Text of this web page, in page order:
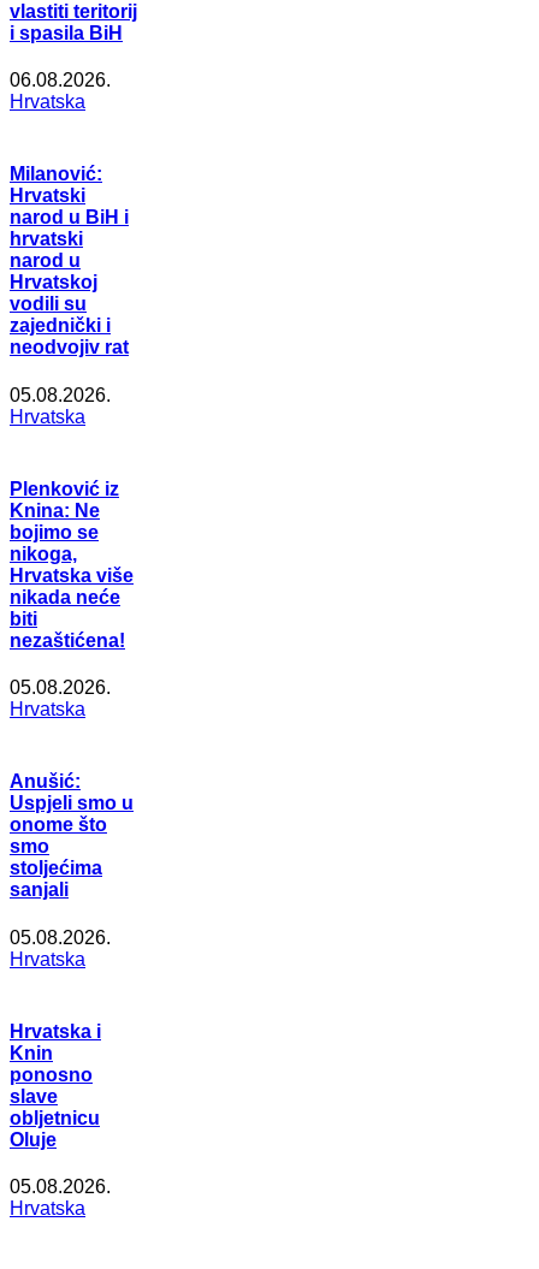
vlastiti teritorij
i spasila BiH
06.08.2026.
Hrvatska
Milanović:
Hrvatski
narod u BiH i
hrvatski
narod u
Hrvatskoj
vodili su
zajednički i
neodvojiv rat
05.08.2026.
Hrvatska
Plenković iz
Knina: Ne
bojimo se
nikoga,
Hrvatska više
nikada neće
biti
nezaštićena!
05.08.2026.
Hrvatska
Anušić:
Uspjeli smo u
onome što
smo
stoljećima
sanjali
05.08.2026.
Hrvatska
Hrvatska i
Knin
ponosno
slave
obljetnicu
Oluje
05.08.2026.
Hrvatska